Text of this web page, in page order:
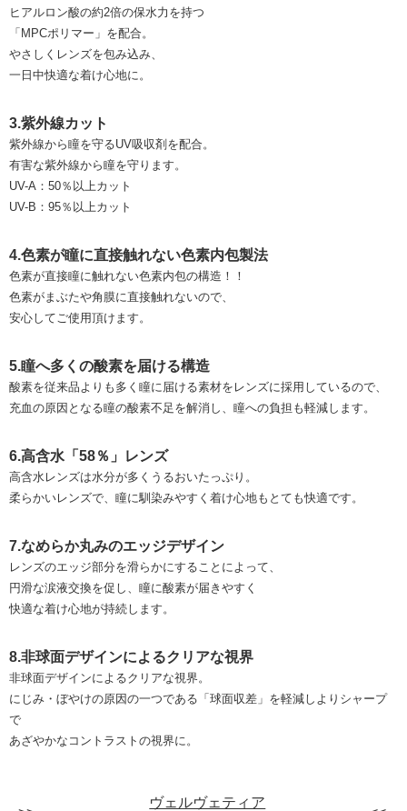
ヒアルロン酸の約2倍の保水力を持つ
「MPCポリマー」を配合。
やさしくレンズを包み込み、
一日中快適な着け心地に。
3.紫外線カット
紫外線から瞳を守るUV吸収剤を配合。
有害な紫外線から瞳を守ります。
UV-A：50％以上カット
UV-B：95％以上カット
4.色素が瞳に直接触れない色素内包製法
色素が直接瞳に触れない色素内包の構造！！
色素がまぶたや角膜に直接触れないので、
安心してご使用頂けます。
5.瞳へ多くの酸素を届ける構造
酸素を従来品よりも多く瞳に届ける素材をレンズに採用しているので、
充血の原因となる瞳の酸素不足を解消し、瞳への負担も軽減します。
6.高含水「58％」レンズ
高含水レンズは水分が多くうるおいたっぷり。
柔らかいレンズで、瞳に馴染みやすく着け心地もとても快適です。
7.なめらか丸みのエッジデザイン
レンズのエッジ部分を滑らかにすることによって、
円滑な涙液交換を促し、瞳に酸素が届きやすく
快適な着け心地が持続します。
8.非球面デザインによるクリアな視界
非球面デザインによるクリアな視界。
にじみ・ぼやけの原因の一つである「球面収差」を軽減しよりシャープ
で
あざやかなコントラストの視界に。
ヴェルヴェティア